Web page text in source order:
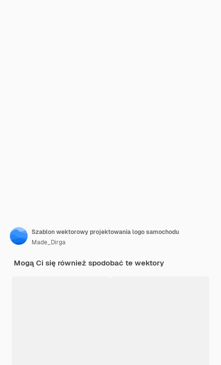
Szablon wektorowy projektowania logo samochodu
Made_Dirga
Mogą Ci się również spodobać te wektory